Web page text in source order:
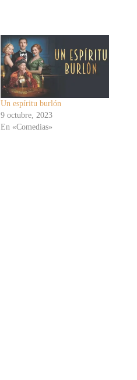
Un espíritu burlón
9 octubre, 2023
En «Comedias»